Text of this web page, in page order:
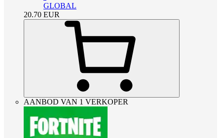
GLOBAL
20.70 EUR
AANBOD VAN 1 VERKOPER